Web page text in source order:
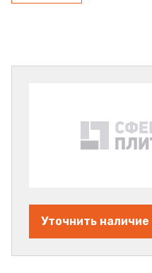
Уточнить наличие